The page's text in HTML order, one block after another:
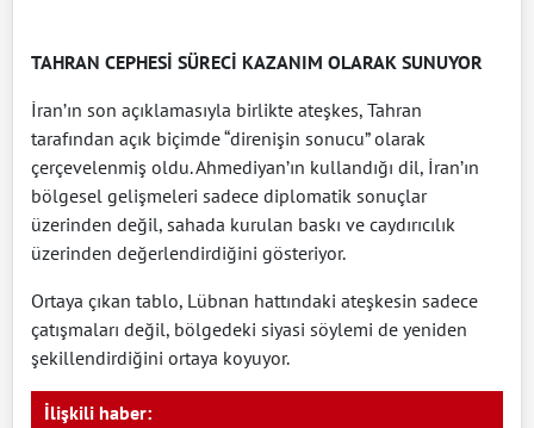
TAHRAN CEPHESİ SÜRECİ KAZANIM OLARAK SUNUYOR
İran’ın son açıklamasıyla birlikte ateşkes, Tahran
tarafından açık biçimde “direnişin sonucu” olarak
çerçevelenmiş oldu. Ahmediyan’ın kullandığı dil, İran’ın
bölgesel gelişmeleri sadece diplomatik sonuçlar
üzerinden değil, sahada kurulan baskı ve caydırıcılık
üzerinden değerlendirdiğini gösteriyor.
Ortaya çıkan tablo, Lübnan hattındaki ateşkesin sadece
çatışmaları değil, bölgedeki siyasi söylemi de yeniden
şekillendirdiğini ortaya koyuyor.
İlişkili haber: